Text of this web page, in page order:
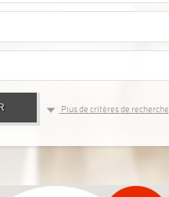
Plus de critères de recherche